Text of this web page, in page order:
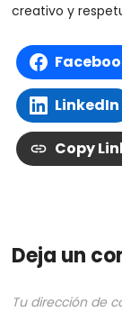
creativo y
LinkedIn
Copy
Deja un
Tu dirección de